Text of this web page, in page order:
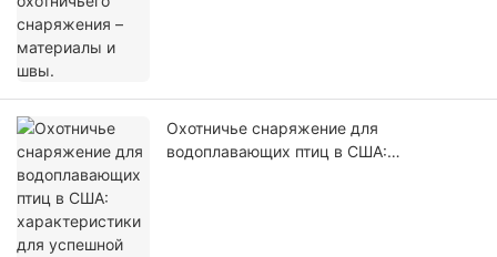
Охотничье снаряжение для
водоплавающих птиц в США: